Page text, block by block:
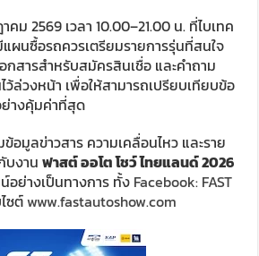
ม 2569 เวลา 10.00–21.00 น. ที่ไบเทค
ผนซื้อรถควรเตรียมรายการรุ่นที่สนใจ
กสารสำหรับสมัครสินเชื่อ และคำถาม
ว้ล่วงหน้า เพื่อให้สามารถเปรียบเทียบข้อ
ย่างคุ้มค่าที่สุด
อมูลข่าวสาร ความเคลื่อนไหว และราย
บงานฟาสต์ ออโต โชว์ ไทยแลนด์ 2026
อย่างเป็นทางการ ทั้ง Facebook: FAST
ไซต์www.fastautoshow.com